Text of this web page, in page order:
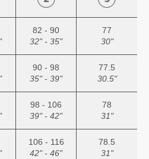
82 - 90
32" - 35"
77
30"
90 - 98
35" - 39"
77.5
30.5"
98 - 106
39" - 42"
78
31"
106 - 116
42" - 46"
78.5
31"